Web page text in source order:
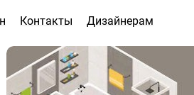
Контакты Дизайнерам